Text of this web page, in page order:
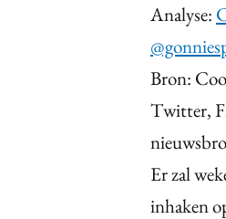
Analyse:
Bron:
Twitter,
Er zal
inhaken